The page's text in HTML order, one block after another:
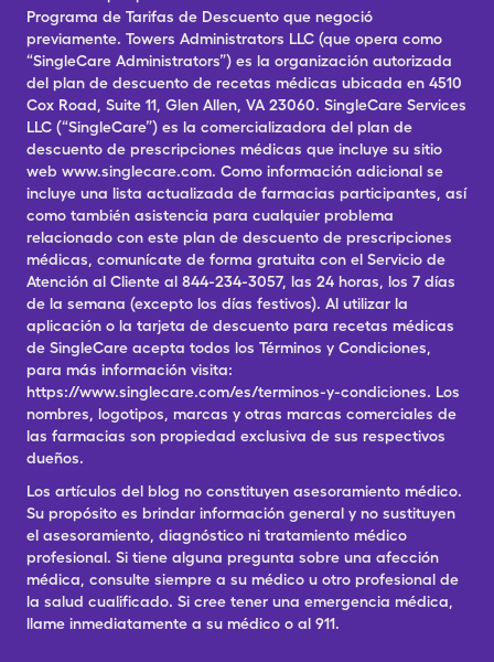
Programa de Tarifas de Descuento que negoció
previamente. Towers Administrators LLC (que opera como
“SingleCare Administrators”) es la organización autorizada
del plan de descuento de recetas médicas ubicada en 4510
Cox Road, Suite 11, Glen Allen, VA 23060. SingleCare Services
LLC (“SingleCare”) es la comercializadora del plan de
descuento de prescripciones médicas que incluye su sitio
web www.singlecare.com. Como información adicional se
incluye una lista actualizada de farmacias participantes, así
como también asistencia para cualquier problema
relacionado con este plan de descuento de prescripciones
médicas, comunícate de forma gratuita con el Servicio de
Atención al Cliente al 844-234-3057, las 24 horas, los 7 días
de la semana (excepto los días festivos). Al utilizar la
aplicación o la tarjeta de descuento para recetas médicas
de SingleCare acepta todos los Términos y Condiciones,
para más información visita:
https://www.singlecare.com/es/terminos-y-condiciones. Los
nombres, logotipos, marcas y otras marcas comerciales de
las farmacias son propiedad exclusiva de sus respectivos
dueños.
Los artículos del blog no constituyen asesoramiento médico.
Su propósito es brindar información general y no sustituyen
el asesoramiento, diagnóstico ni tratamiento médico
profesional. Si tiene alguna pregunta sobre una afección
médica, consulte siempre a su médico u otro profesional de
la salud cualificado. Si cree tener una emergencia médica,
llame inmediatamente a su médico o al 911.